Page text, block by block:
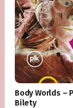
Body Worlds –
Bilety